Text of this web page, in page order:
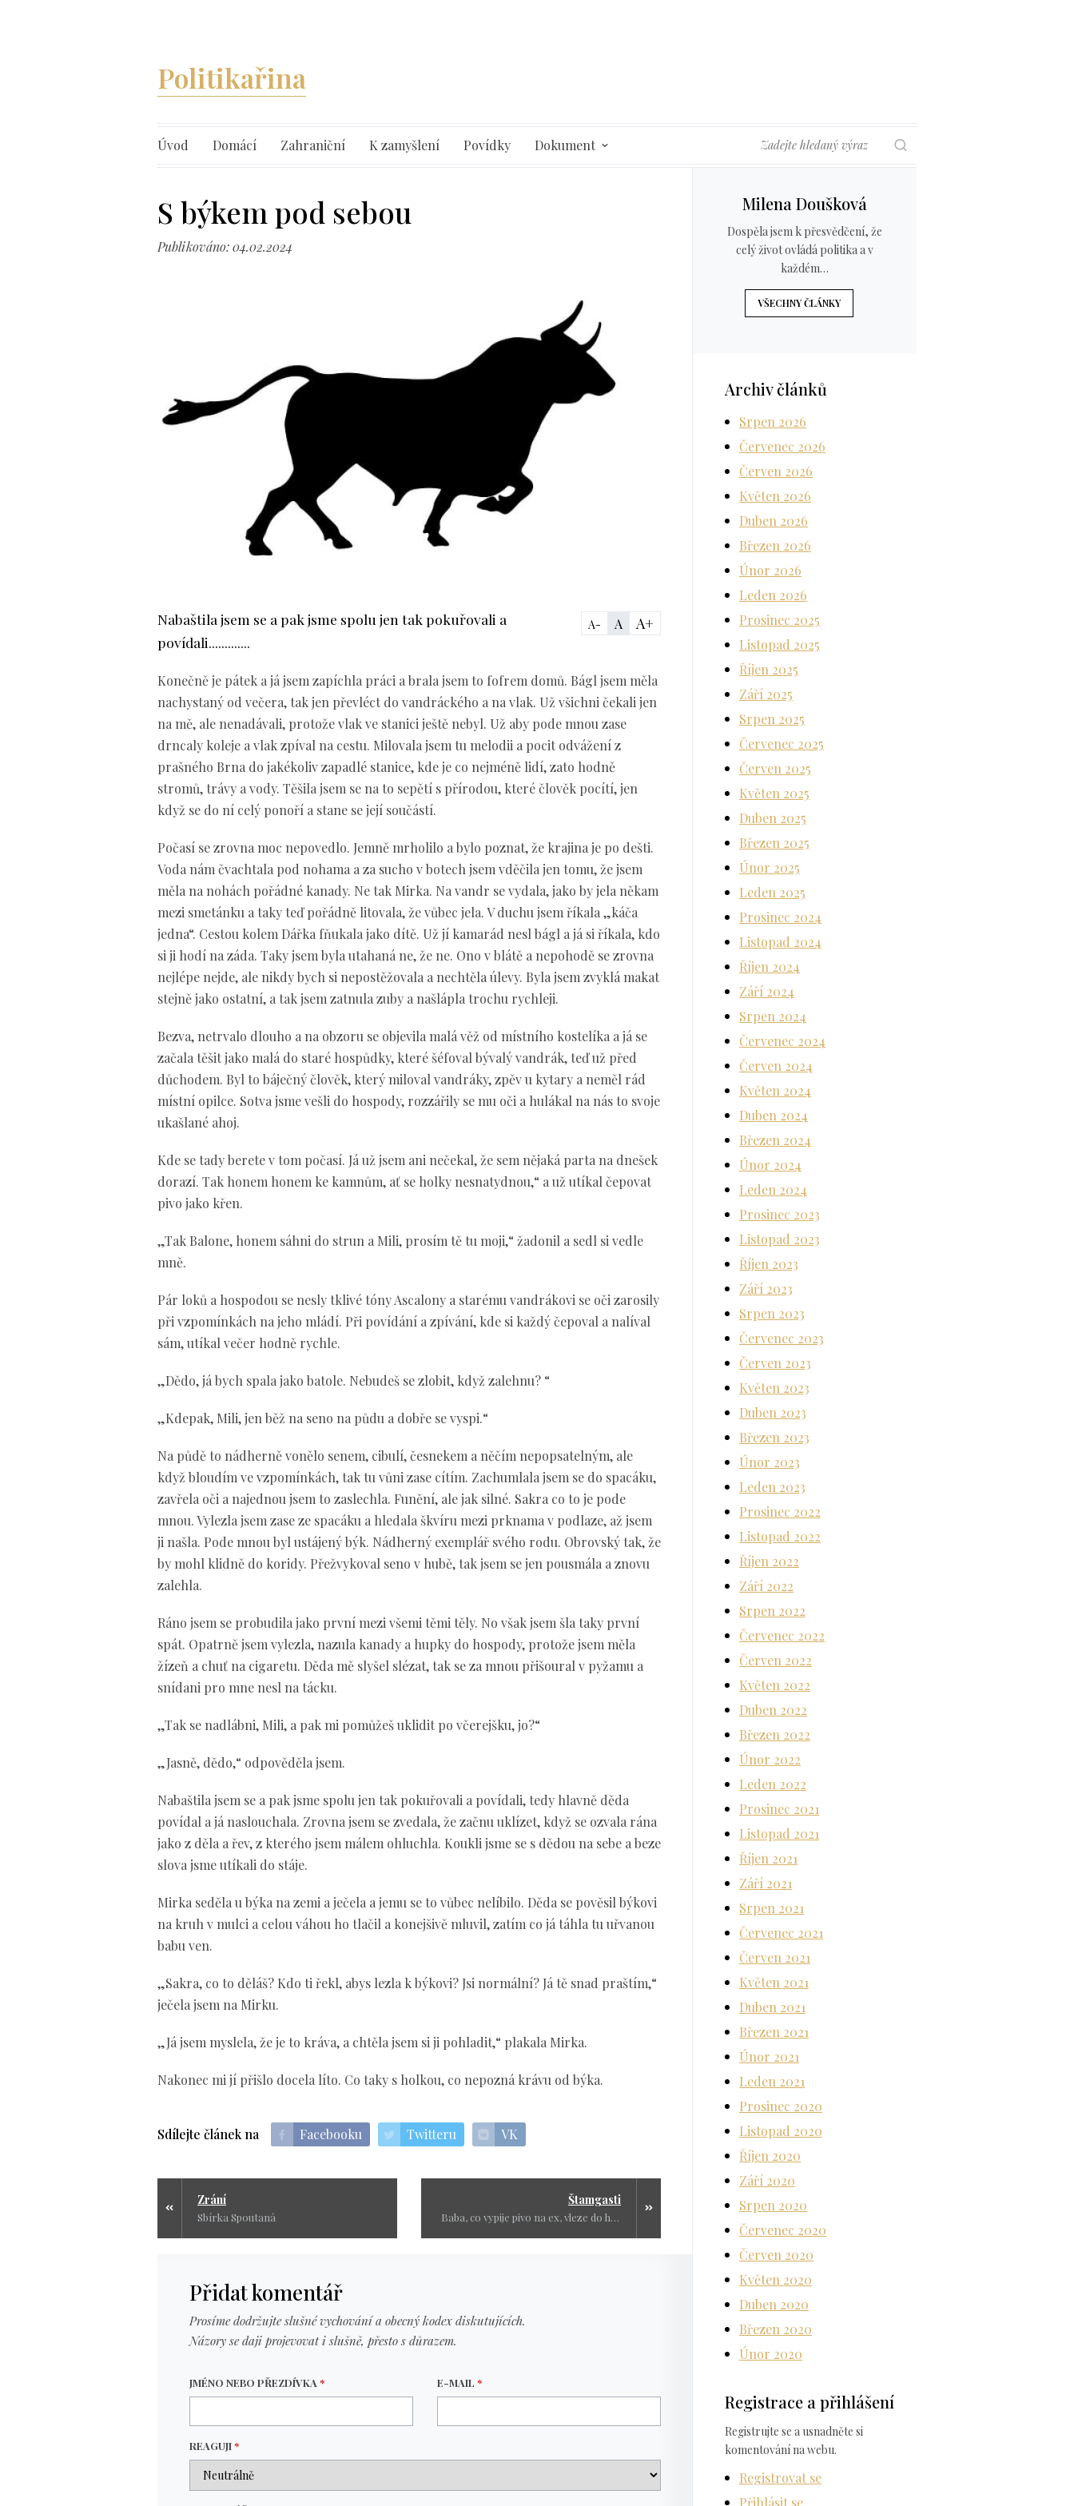
Politikařina
Úvod Domácí Zahraniční K zamyšlení Povídky Dokument
S býkem pod sebou
Publikováno: 04.02.2024
A- A A+
Nabaštila jsem se a pak jsme spolu jen tak pokuřovali a
povídali.............
Konečně je pátek a já jsem zapíchla práci a brala jsem to fofrem domů. Bágl jsem měla
nachystaný od večera, tak jen převléct do vandráckého a na vlak. Už všichni čekali jen
na mě, ale nenadávali, protože vlak ve stanici ještě nebyl. Už aby pode mnou zase
drncaly koleje a vlak zpíval na cestu. Milovala jsem tu melodii a pocit odvážení z
prašného Brna do jakékoliv zapadlé stanice, kde je co nejméně lidí, zato hodně
stromů, trávy a vody. Těšila jsem se na to sepětí s přírodou, které člověk pocítí, jen
když se do ní celý ponoří a stane se její součástí.
Počasí se zrovna moc nepovedlo. Jemně mrholilo a bylo poznat, že krajina je po dešti.
Voda nám čvachtala pod nohama a za sucho v botech jsem vděčila jen tomu, že jsem
měla na nohách pořádné kanady. Ne tak Mirka. Na vandr se vydala, jako by jela někam
mezi smetánku a taky teď pořádně litovala, že vůbec jela. V duchu jsem říkala „káča
jedna“. Cestou kolem Dářka fňukala jako dítě. Už jí kamarád nesl bágl a já si říkala, kdo
si ji hodí na záda. Taky jsem byla utahaná ne, že ne. Ono v blátě a nepohodě se zrovna
nejlépe nejde, ale nikdy bych si nepostěžovala a nechtěla úlevy. Byla jsem zvyklá makat
stejně jako ostatní, a tak jsem zatnula zuby a našlápla trochu rychleji.
Bezva, netrvalo dlouho a na obzoru se objevila malá věž od místního kostelíka a já se
začala těšit jako malá do staré hospůdky, které šéfoval bývalý vandrák, teď už před
důchodem. Byl to báječný člověk, který miloval vandráky, zpěv u kytary a neměl rád
místní opilce. Sotva jsme vešli do hospody, rozzářily se mu oči a hulákal na nás to svoje
ukašlané ahoj.
Kde se tady berete v tom počasí. Já už jsem ani nečekal, že sem nějaká parta na dnešek
dorazí. Tak honem honem ke kamnům, ať se holky nesnatydnou,“ a už utíkal čepovat
pivo jako křen.
„Tak Balone, honem sáhni do strun a Mili, prosím tě tu moji,“ žadonil a sedl si vedle
mně.
Pár loků a hospodou se nesly tklivé tóny Ascalony a starému vandrákovi se oči zarosily
při vzpomínkách na jeho mládí. Při povídání a zpívání, kde si každý čepoval a nalíval
sám, utíkal večer hodně rychle.
„Dědo, já bych spala jako batole. Nebudeš se zlobit, když zalehnu? “
„Kdepak, Mili, jen běž na seno na půdu a dobře se vyspi.“
Na půdě to nádherně vonělo senem, cibulí, česnekem a něčím nepopsatelným, ale
když bloudím ve vzpomínkách, tak tu vůni zase cítím. Zachumlala jsem se do spacáku,
zavřela oči a najednou jsem to zaslechla. Funění, ale jak silné. Sakra co to je pode
mnou. Vylezla jsem zase ze spacáku a hledala škvíru mezi prknama v podlaze, až jsem
ji našla. Pode mnou byl ustájený býk. Nádherný exemplář svého rodu. Obrovský tak, že
by mohl klidně do koridy. Přežvykoval seno v hubě, tak jsem se jen pousmála a znovu
zalehla.
Ráno jsem se probudila jako první mezi všemi těmi těly. No však jsem šla taky první
spát. Opatrně jsem vylezla, nazula kanady a hupky do hospody, protože jsem měla
žízeň a chuť na cigaretu. Děda mě slyšel slézat, tak se za mnou přišoural v pyžamu a
snídani pro mne nesl na tácku.
„Tak se nadlábni, Mili, a pak mi pomůžeš uklidit po včerejšku, jo?“
„Jasně, dědo,“ odpověděla jsem.
Nabaštila jsem se a pak jsme spolu jen tak pokuřovali a povídali, tedy hlavně děda
povídal a já naslouchala. Zrovna jsem se zvedala, že začnu uklízet, když se ozvala rána
jako z děla a řev, z kterého jsem málem ohluchla. Koukli jsme se s dědou na sebe a beze
slova jsme utíkali do stáje.
Mirka seděla u býka na zemi a ječela a jemu se to vůbec nelíbilo. Děda se pověsil býkovi
na kruh v mulci a celou váhou ho tlačil a konejšivě mluvil, zatím co já táhla tu uřvanou
babu ven.
„Sakra, co to děláš? Kdo ti řekl, abys lezla k býkovi? Jsi normální? Já tě snad praštím,“
ječela jsem na Mirku.
„Já jsem myslela, že je to kráva, a chtěla jsem si ji pohladit,“ plakala Mirka.
Nakonec mi jí přišlo docela líto. Co taky s holkou, co nepozná krávu od býka.
Sdílejte článek na Facebooku Twitteru VK
Zrání
Sbírka Spoutaná
Štamgasti
Baba, co vypije pivo na ex, vleze do hospody místo na pole, cpe se utopencem a po světě chodí skoro nahá, může pít i pivo
Přidat komentář
Prosíme dodržujte slušné vychování a obecný kodex diskutujících.
Názory se daji projevovat i slušně, přesto s důrazem.
JMÉNO NEBO PŘEZDÍVKA * E-MAIL *
REAGUJI*
Milena Doušková
Dospěla jsem k přesvědčení, že
celý život ovládá politika a v
každém…
VŠECHNY ČLÁNKY
Archiv článků
Srpen 2026
Červenec 2026
Červen 2026
Květen 2026
Duben 2026
Březen 2026
Únor 2026
Leden 2026
Prosinec 2025
Listopad 2025
Říjen 2025
Září 2025
Srpen 2025
Červenec 2025
Červen 2025
Květen 2025
Duben 2025
Březen 2025
Únor 2025
Leden 2025
Prosinec 2024
Listopad 2024
Říjen 2024
Září 2024
Srpen 2024
Červenec 2024
Červen 2024
Květen 2024
Duben 2024
Březen 2024
Únor 2024
Leden 2024
Prosinec 2023
Listopad 2023
Říjen 2023
Září 2023
Srpen 2023
Červenec 2023
Červen 2023
Květen 2023
Duben 2023
Březen 2023
Únor 2023
Leden 2023
Prosinec 2022
Listopad 2022
Říjen 2022
Září 2022
Srpen 2022
Červenec 2022
Červen 2022
Květen 2022
Duben 2022
Březen 2022
Únor 2022
Leden 2022
Prosinec 2021
Listopad 2021
Říjen 2021
Září 2021
Srpen 2021
Červenec 2021
Červen 2021
Květen 2021
Duben 2021
Březen 2021
Únor 2021
Leden 2021
Prosinec 2020
Listopad 2020
Říjen 2020
Září 2020
Srpen 2020
Červenec 2020
Červen 2020
Květen 2020
Duben 2020
Březen 2020
Únor 2020
Registrace a přihlášení
Registrujte se a usnadněte si
komentování na webu.
Registrovat se
Přihlásit se